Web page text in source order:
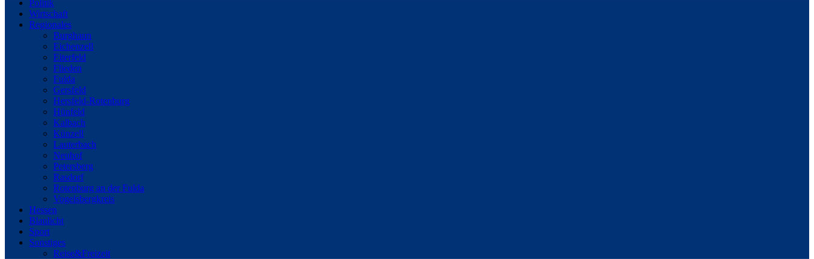
Politik
Wirtschaft
Regionales
Burghaun
Eichenzell
Eiterfeld
Flieden
Fulda
Gersfeld
Hersfeld-Rotenburg
Hünfeld
Kalbach
Künzell
Lauterbach
Neuhof
Petersberg
Rasdorf
Rotenburg an der Fulda
Vogelsbergkreis
Hessen
Blaulicht
Sport
Sonstiges
Reise&Freizeit